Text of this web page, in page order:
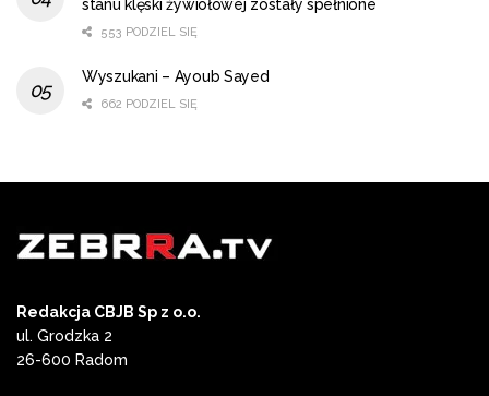
stanu klęski żywiołowej zostały spełnione
553 PODZIEL SIĘ
Wyszukani – Ayoub Sayed
662 PODZIEL SIĘ
Redakcja CBJB Sp z o.o.
ul. Grodzka 2
26-600 Radom